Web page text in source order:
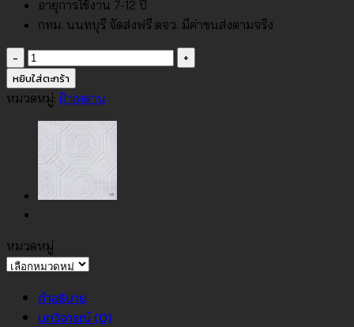
อายุการใช้งาน 7-12 ปี
กทม. นนทบุรี จัดส่งฟรี ตจว. มีค่าขนส่งตามจริง
จำนวน
วอลเปเปอร์3D
ติด
No.214
ชิ้น
หยิบใส่ตะกร้า
หมวดหมู่: ฝ้าเพดาน
หมวดหมู่
หมวด
คำอธิบาย
บทวิจารณ์ (0)